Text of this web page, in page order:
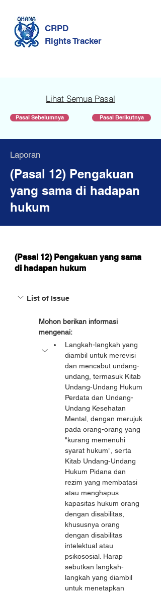
CRPD
Rights Tracker
Lihat Semua Pasal
Pasal Sebelumnya Pasal Berikutnya
Laporan
(Pasal 12) Pengakuan
yang sama di hadapan
hukum
(Pasal 12) Pengakuan yang sama
di hadapan hukum
List of Issue
Mohon berikan informasi
mengenai:
Langkah-langkah yang
diambil untuk merevisi
dan mencabut undang-
undang, termasuk Kitab
Undang-Undang Hukum
Perdata dan Undang-
Undang Kesehatan
Mental, dengan merujuk
pada orang-orang yang
"kurang memenuhi
syarat hukum", serta
Kitab Undang-Undang
Hukum Pidana dan
rezim yang membatasi
atau menghapus
kapasitas hukum orang
dengan disabilitas,
khususnya orang
dengan disabilitas
intelektual atau
psikososial. Harap
sebutkan langkah-
langkah yang diambil
untuk menetapkan